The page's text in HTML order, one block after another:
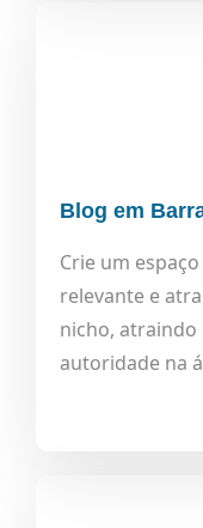
Blog em
Crie um
relevante e
nicho,
autoridade na